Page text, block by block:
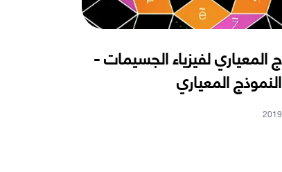
المعياري لفيزياء الجسيمات -
المعياري